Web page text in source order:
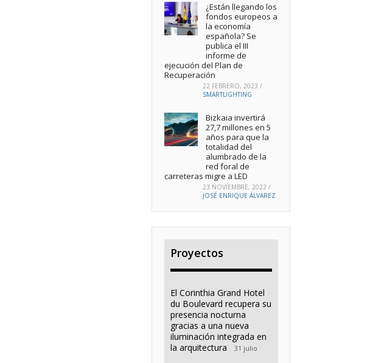
¿Están llegando los
fondos europeos a
la economía
española? Se
publica el III
informe de
ejecución del Plan de
Recuperación
22 FEBRERO, 2023 /
SMARTLIGHTING
Bizkaia invertirá
27,7 millones en 5
años para que la
totalidad del
alumbrado de la
red foral de
carreteras migre a LED
23 NOVIEMBRE, 2022 /
JOSÉ ENRIQUE ÁLVAREZ
Proyectos
El Corinthia Grand Hotel
du Boulevard recupera su
presencia nocturna
gracias a una nueva
iluminación integrada en
la arquitectura
31 julio